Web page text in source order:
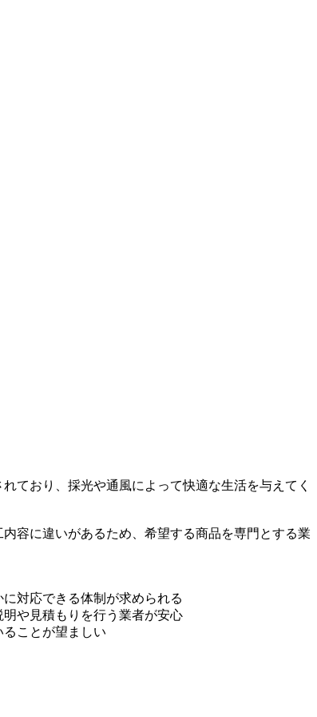
ており、採光や通風によって快適な生活を与えてく
容に違いがあるため、希望する商品を専門とする業
対応できる体制が求められる
や見積もりを行う業者が安心
ことが望ましい